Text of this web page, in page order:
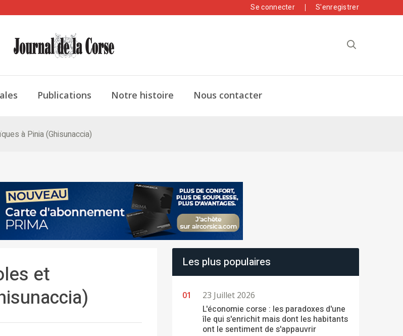
Se connecter S'enregistrer
Publications Notre histoire Nous contacter
à Pinia (Ghisunaccia)
et
Les plus populaires
23 Juillet 2026
L'économie corse : les paradoxes d'une
île qui s'enrichit mais dont les habitants
ont le sentiment de s'appauvrir